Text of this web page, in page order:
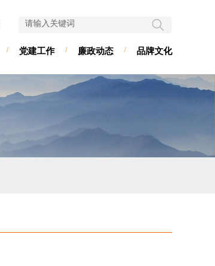
/ 党建工作 / 廉政动态 / 品牌文化